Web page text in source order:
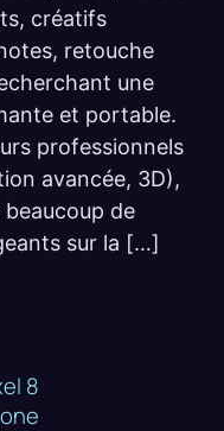
créatifs
retouche
une
et portable.
professionnels
avancée, 3D),
de
sur la […]